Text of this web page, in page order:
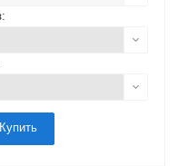
Купить